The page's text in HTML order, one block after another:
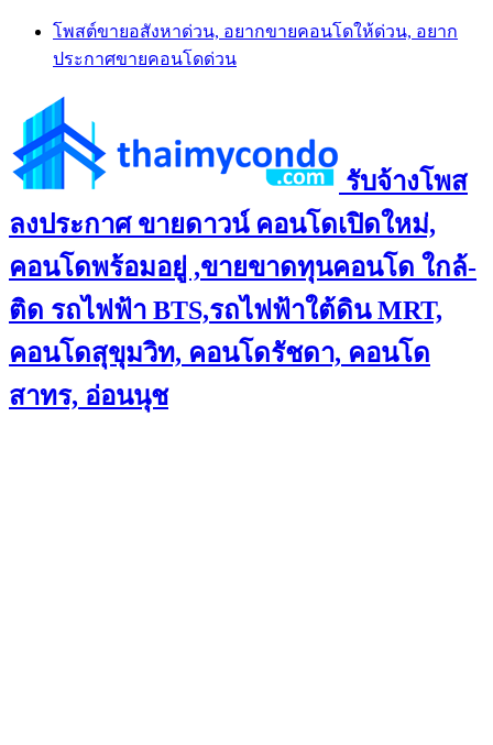
Skip
content
โพสต์ขายอสังหาด่วน, อยากขายคอนโดให้ด่วน, อยาก
ประกาศขายคอนโดด่วน
รับจ้างโพส
ลงประกาศ ขายดาวน์ คอนโดเปิดใหม่,
คอนโดพร้อมอยู่ ,ขายขาดทุนคอนโด ใกล้-
ติด รถไฟฟ้า BTS,รถไฟฟ้าใต้ดิน MRT,
คอนโดสุขุมวิท, คอนโดรัชดา, คอนโด
สาทร, อ่อนนุช